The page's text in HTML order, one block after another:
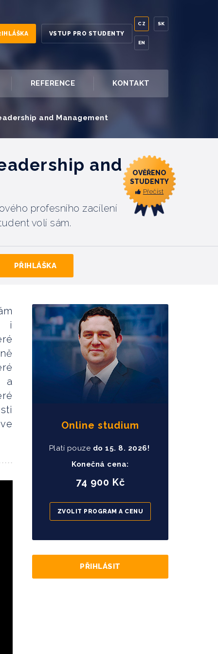
VSTUP PRO STUDENTY
CZ
EN
SK
REFERENCE KONTAKT
and Management
and
profesního zacílení
volí sám.
OVĚŘENO
STUDENTY
Přečíst
PŘIHLÁŠKA
i
a
Online studium
Platí pouze do 15. 8. 2026!
Konečná cena:
74 900 Kč
ZVOLIT PROGRAM A CENU
PŘIHLÁSIT